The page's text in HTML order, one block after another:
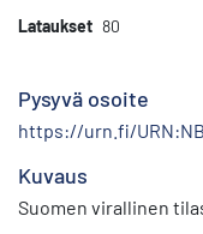
Lataukset 80
Pysyvä osoite
https://urn.fi/
Kuvaus
Suomen virallinen